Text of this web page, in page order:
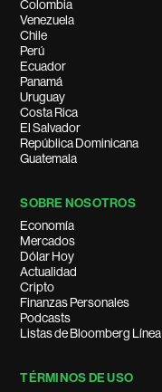
Colombia
Venezuela
Chile
Perú
Ecuador
Panamá
Uruguay
Costa Rica
El Salvador
República Dominicana
Guatemala
SOBRE NOSOTROS
Economía
Mercados
Dólar Hoy
Actualidad
Cripto
Finanzas Personales
Podcasts
Listas de Bloomberg Línea
TÉRMINOS DE USO